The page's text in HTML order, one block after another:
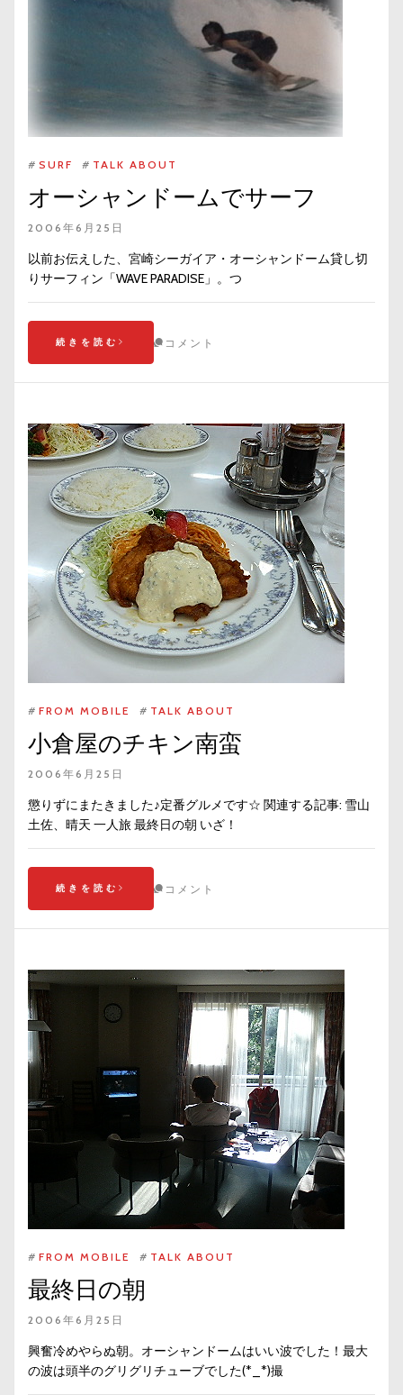
# SURF # TALK ABOUT
オーシャンドームでサーフ
2006年6月25日
以前お伝えした、宮崎シーガイア・オーシャンドーム貸し切
りサーフィン「WAVE PARADISE」。つ
続きを読む コメント
# FROM MOBILE # TALK ABOUT
小倉屋のチキン南蛮
2006年6月25日
懲りずにまたきました♪定番グルメです☆ 関連する記事: 雪山
土佐、晴天 一人旅 最終日の朝 いざ！
続きを読む コメント
# FROM MOBILE # TALK ABOUT
最終日の朝
2006年6月25日
興奮冷めやらぬ朝。オーシャンドームはいい波でした！最大
の波は頭半のグリグリチューブでした(*_*)撮